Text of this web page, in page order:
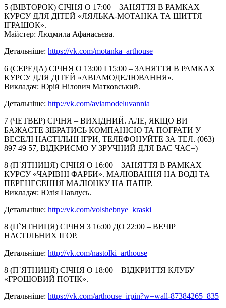
5 (ВІВТОРОК) СІЧНЯ О 17:00 – ЗАНЯТТЯ В РАМКАХ
КУРСУ ДЛЯ ДІТЕЙ «ЛЯЛЬКА-МОТАНКА ТА ШИТТЯ
ІГРАШОК».
Майстер: Людмила Афанасьєва.
Детальніше: https://vk.com/motanka_arthouse
6 (СЕРЕДА) СІЧНЯ О 13:00 І 15:00 – ЗАНЯТТЯ В РАМКАХ
КУРСУ ДЛЯ ДІТЕЙ «АВІАМОДЕЛЮВАННЯ».
Викладач: Юрій Нілович Матковський.
Детальніше: http://vk.com/aviamodeluvannia
7 (ЧЕТВЕР) СІЧНЯ – ВИХІДНИЙ. АЛЕ, ЯКЩО ВИ
БАЖАЄТЕ ЗІБРАТИСЬ КОМПАНІЄЮ ТА ПОГРАТИ У
ВЕСЕЛІ НАСТІЛЬНІ ІГРИ, ТЕЛЕФОНУЙТЕ ЗА ТЕЛ. (063)
897 49 57, ВІДКРИЄМО У ЗРУЧНИЙ ДЛЯ ВАС ЧАС=)
8 (П`ЯТНИЦЯ) СІЧНЯ О 16:00 – ЗАНЯТТЯ В РАМКАХ
КУРСУ «ЧАРІВНІ ФАРБИ». МАЛЮВАННЯ НА ВОДІ ТА
ПЕРЕНЕСЕННЯ МАЛЮНКУ НА ПАПІР.
Викладач: Юлія Павлусь.
Детальніше: http://vk.com/volshebnye_kraski
8 (П`ЯТНИЦЯ) СІЧНЯ З 16:00 ДО 22:00 – ВЕЧІР
НАСТІЛЬНИХ ІГОР.
Детальніше: http://vk.com/nastolki_arthouse
8 (П`ЯТНИЦЯ) СІЧНЯ О 18:00 – ВІДКРИТТЯ КЛУБУ
«ГРОШОВИЙ ПОТІК».
Детальніше: https://vk.com/arthouse_irpin?w=wall-87384265_835